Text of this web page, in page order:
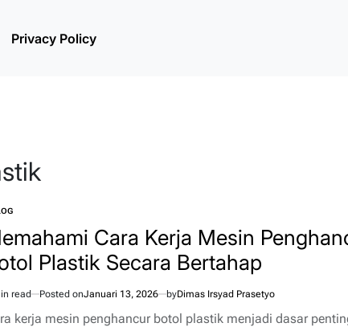
Privacy Policy
Cara Kerja Mesin
Plastik Secara Bertahap
read Posted onJanuari 13, 2026 byDimas Irsyad Prasetyo
kerja mesin penghancur botol plastik menjadi dasar